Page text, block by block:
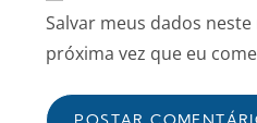
Salvar meus dados
próxima vez que eu